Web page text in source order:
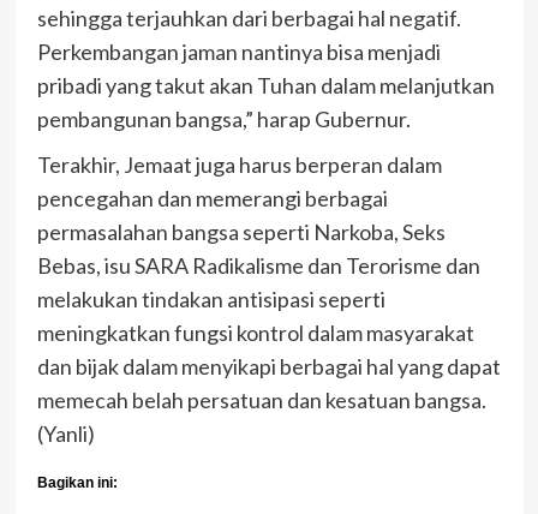
sehingga terjauhkan dari berbagai hal negatif.
Perkembangan jaman nantinya bisa menjadi
pribadi yang takut akan Tuhan dalam melanjutkan
pembangunan bangsa,” harap Gubernur.
Terakhir, Jemaat juga harus berperan dalam
pencegahan dan memerangi berbagai
permasalahan bangsa seperti Narkoba, Seks
Bebas, isu SARA Radikalisme dan Terorisme dan
melakukan tindakan antisipasi seperti
meningkatkan fungsi kontrol dalam masyarakat
dan bijak dalam menyikapi berbagai hal yang dapat
memecah belah persatuan dan kesatuan bangsa.
(Yanli)
Bagikan ini: